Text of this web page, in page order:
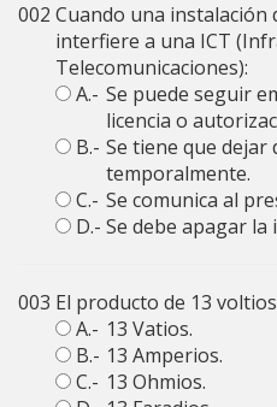
002 Cuando una instalación
interfiere a una ICT
Telecomunicaciones):
A.- Se puede seguir
licencia o
B.- Se tiene que dejar
temporalmente.
C.- Se comunica al
D.- Se debe apagar la
003 El producto de 13
A.- 13 Vatios.
B.- 13 Amperios.
C.- 13 Ohmios.